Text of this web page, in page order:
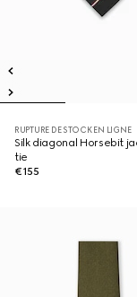
RUPTURE DE STOCK EN LIGNE
Silk diagonal Horsebit
tie
€155